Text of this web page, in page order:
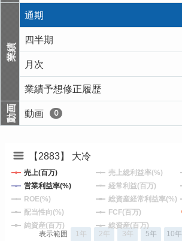
業績
通期
四半期
月次
業績予想修正履歴
動画 動画 0
【2883】 大冷
表示範囲 1年 2年 3年 5年 10年
売上(百万) 売上総利益率(%)
営業利益率(%)
経常利益(百万)
ROE(%)
総資産経常利益率(%)
配当性向(%)
FCF(百万)
純資産(百万)
総資産(百万)